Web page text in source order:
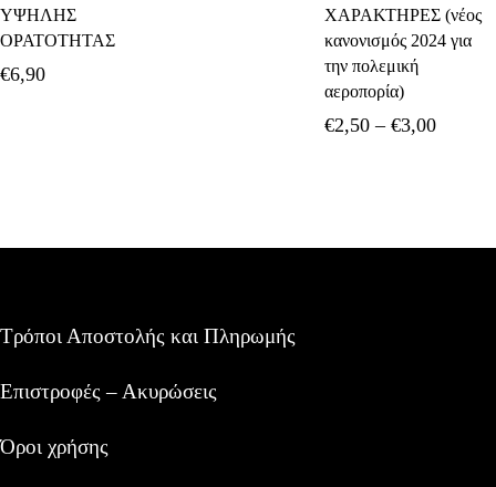
ΥΨΗΛΗΣ
ΟΡΑΤΟΤΗΤΑΣ
€6,90
ΧΑΡΑΚΤΗΡΕΣ (νέος
κανονισμός 2024 για
την πολεμική
αεροπορία)
€2,50 – €3,00Price
Τρόποι Αποστολής και Πληρωμής
Επιστροφές – Ακυρώσεις
Όροι χρήσης